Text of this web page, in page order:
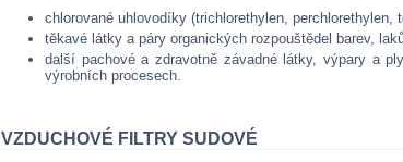
chlorované uhlovodíky (trichlorethylen, perchlorethylen,
těkavé látky a páry organických rozpouštědel barev,
další pachové a zdravotně závadné látky, výpary a
výrobních procesech.
VZDUCHOVÉ FILTRY SUDOVÉ